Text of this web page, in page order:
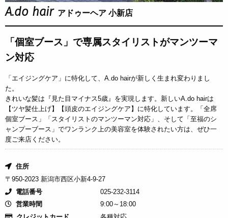
A.do hair アドゥーヘア 小新店
「個室ブース」で専属スタイリストがマンツーマ
ン対応
「エイジングケア」に特化して、A.do hairが新しく生まれ変わりまし
た。
きれいな髪は『見た目マイナス5歳』を実現します。新しいA.do hairは
【ツヤ髪仕上げ】【頭皮のエイジングケア】に特化しています。「全席
個室ブース」「スタイリストのマンツーマン対応」、そして「至福のシ
ャンプーブース」でワンランク上の美容室を体験されたい方は、ぜひ一
度ご来店ください。
住所
〒950-2023 新潟市西区小新4-9-27
電話番号
025-232-3114
営業時間
9:00～18:00